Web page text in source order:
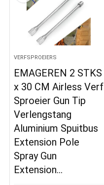
VERFSPROEIERS
EMAGEREN 2 STKS
x 30 CM Airless Verf
Sproeier Gun Tip
Verlengstang
Aluminium Spuitbus
Extension Pole
Spray Gun
Extension…